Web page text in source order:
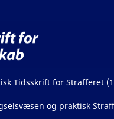
Tidsskrift for Strafferet
og praktisk